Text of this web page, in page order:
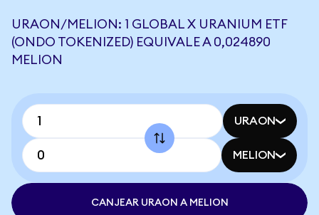
URAON/MELION: 1 GLOBAL X URANIUM ETF
(ONDO TOKENIZED) EQUIVALE A 0,024890
MELION
URAON
MELION
CANJEAR URAON A MELION